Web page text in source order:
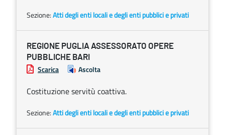
Sezione:Atti degli enti locali e degli enti pubblici e privati
REGIONE PUGLIA ASSESSORATO OPERE
PUBBLICHE BARI
Scarica Ascolta
Costituzione servitù coattiva.
Sezione:Atti degli enti locali e degli enti pubblici e privati